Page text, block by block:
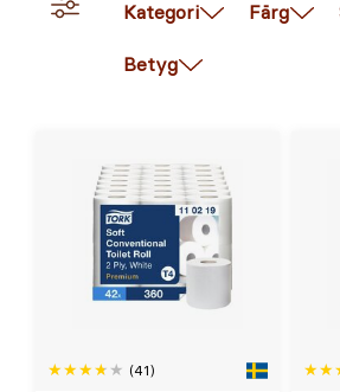
Kategori Färg
Betyg
(41)